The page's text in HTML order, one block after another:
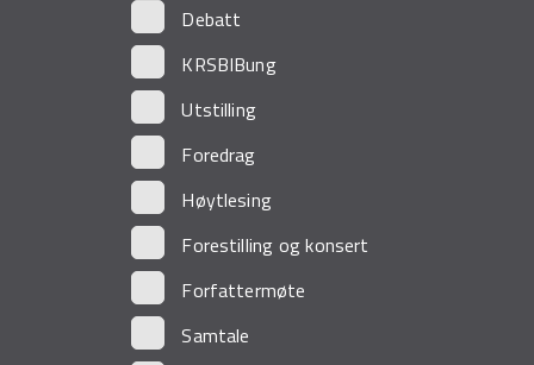
Debatt
KRSBIBung
Utstilling
Foredrag
Høytlesing
Forestilling og konsert
Forfattermøte
Samtale